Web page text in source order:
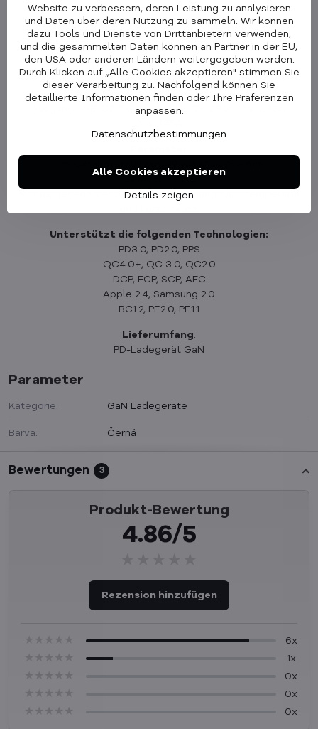
Parameter des Schnellladegeräts
Eingang: AC 100-240V~50/60Hz 1A
Ausgang USB-C1: 5V/3A, 9V/3A, 12V/2,91A, 15V/2,33A,
20V/1,75A
Ausgang USB-C2: 5V/3A, 9V/3A, 12V/2,91A, 15V/2,33A,
Gewicht: 70,5 g
Schutz gegen Überstrom, Überspannung, Übertemperatur
Unterstützt die folgenden Technologien:
PD3.0, PD2.0, PPS
QC4.0+, QC 3.0, QC2.0
DCP, FCP, SCP, AFC
Apple 2.4, Samsung 2.0
BC1.2, PE2.0, PE1.1
Lieferumfang:
PD-Ladegerät GaN
Parameter
Kategorie: GaN Ladegeräte
Barva: Černá
Bewertungen 3
Produkt-Bewertung
4.86/5
Rezension hinzufügen
6x
1x
0x
0x
0x
Website zu verbessern, deren Leistung zu analysieren
und Daten über deren Nutzung zu sammeln. Wir können
dazu Tools und Dienste von Drittanbietern verwenden,
und die gesammelten Daten können an Partner in der EU,
den USA oder anderen Ländern weitergegeben werden.
Durch Klicken auf „Alle Cookies akzeptieren" stimmen Sie
dieser Verarbeitung zu. Nachfolgend können Sie
detaillierte Informationen finden oder Ihre Präferenzen
anpassen.
Datenschutzbestimmungen
Details zeigen
Alle Cookies akzeptieren